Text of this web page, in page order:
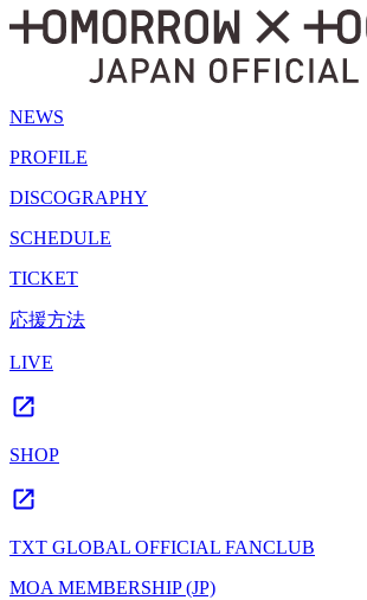
NEWS
PROFILE
DISCOGRAPHY
SCHEDULE
TICKET
応援方法
LIVE
SHOP
TXT GLOBAL OFFICIAL FANCLUB
MOA MEMBERSHIP (JP)